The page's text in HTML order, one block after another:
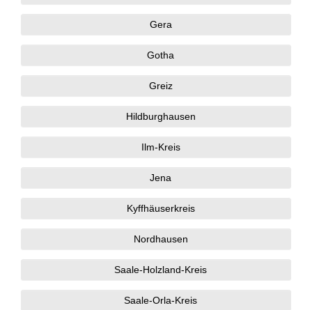
Gera
Gotha
Greiz
Hildburghausen
Ilm-Kreis
Jena
Kyffhäuserkreis
Nordhausen
Saale-Holzland-Kreis
Saale-Orla-Kreis